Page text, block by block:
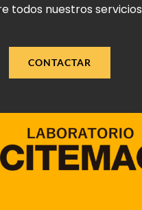
todos nuestros servicios
CONTACTAR